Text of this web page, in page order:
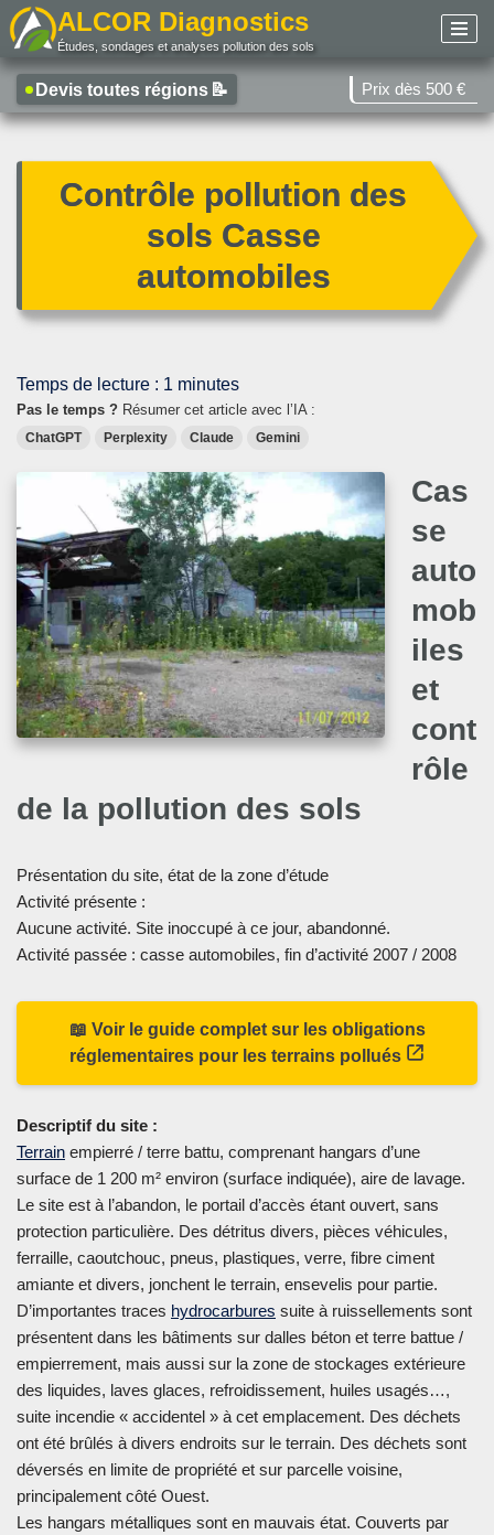
au
contenu
ALCOR Diagnostics
Études, sondages et analyses pollution des sols
Devis toutes régions 📝 Prix dès 500 €
Contrôle pollution des
sols Casse
automobiles
Temps de lecture : 1 minutes
Pas le temps ? Résumer cet article avec l’IA :
ChatGPT Perplexity Claude Gemini
Cas
se
auto
mob
iles
et
cont
rôle
de la pollution des sols
Présentation du site, état de la zone d’étude
Activité présente :
Aucune activité. Site inoccupé à ce jour, abandonné.
Activité passée : casse automobiles, fin d’activité 2007 / 2008
📖 Voir le guide complet sur les obligations
réglementaires pour les terrains pollués
Descriptif du site :
Terrain empierré / terre battu, comprenant hangars d’une
surface de 1 200 m² environ (surface indiquée), aire de lavage.
Le site est à l’abandon, le portail d’accès étant ouvert, sans
protection particulière. Des détritus divers, pièces véhicules,
ferraille, caoutchouc, pneus, plastiques, verre, fibre ciment
amiante et divers, jonchent le terrain, ensevelis pour partie.
D’importantes traces hydrocarbures suite à ruissellements sont
présentent dans les bâtiments sur dalles béton et terre battue /
empierrement, mais aussi sur la zone de stockages extérieure
des liquides, laves glaces, refroidissement, huiles usagés…,
suite incendie « accidentel » à cet emplacement. Des déchets
ont été brûlés à divers endroits sur le terrain. Des déchets sont
déversés en limite de propriété et sur parcelle voisine,
principalement côté Ouest.
Les hangars métalliques sont en mauvais état. Couverts par